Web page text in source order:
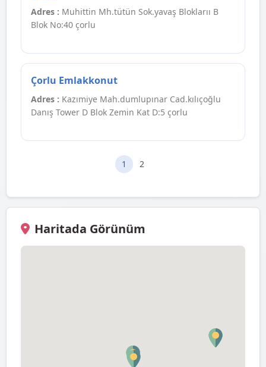
Adres : Muhittin Mh.tütün Sok.yavaş Bloklarıı B
Blok No:40 çorlu
Çorlu Emlakkonut
Adres : Kazımiye Mah.dumlupınar Cad.kılıçoğlu
Danış Tower D Blok Zemin Kat D:5 çorlu
1 2
Haritada Görünüm